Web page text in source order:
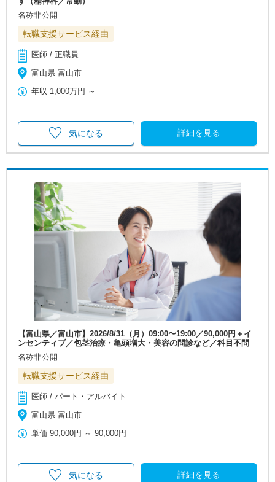
名称非公開
転職支援サービス経由
医師 / 正職員
富山県 富山市
年収 1,000万円 ～
詳細を見る
気になる
【富山県／富山市】2026/8/31（月）09:00〜19:00／90,000円＋イ
ンセンティブ／包茎治療・亀頭増大・美容の問診など／科目不問
名称非公開
転職支援サービス経由
医師 / パート・アルバイト
富山県 富山市
単価 90,000円 ～90,000円
詳細を見る
気になる